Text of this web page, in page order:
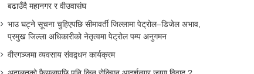
बढाउँदै महानगर र वीउवासंघ
भाउ घट्ने सूचना चुहिएपछि सीमावर्ती जिल्लामा पेट्रोल–डिजेल अभाव,
प्रमुख जिल्ला अधिकारीको नेतृत्वमा पेट्रोल पम्प अनुगमन
वीरगञ्जमा व्यवसाय संवद्र्धन कार्यक्रम